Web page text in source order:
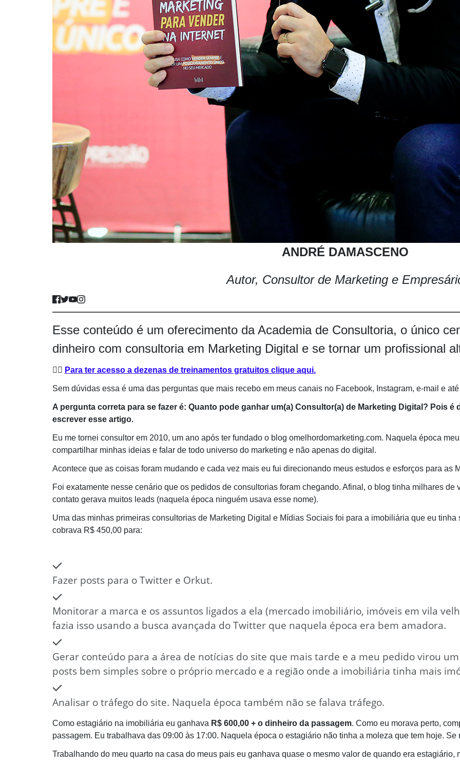
ANDRÉ DAMASCENO
Autor, Consultor de Marketing e
Esse conteúdo é um oferecimento da Academia de Consultoria, o único
dinheiro com consultoria em Marketing Digital e se tornar um profissional
👉🏻 Para ter acesso a dezenas de treinamentos gratuitos clique aqui.
Sem dúvidas essa é uma das perguntas que mais recebo em meus canais no Facebook, Instagram, e-mail e
A pergunta correta para se fazer é: Quanto pode ganhar um(a) Consultor(a) de Marketing Digital? Pois
escrever esse artigo.
Eu me tornei consultor em 2010, um ano após ter fundado o blog omelhordomarketing.com. Naquela época
compartilhar minhas ideias e falar de todo universo do marketing e não apenas do digital.
Acontece que as coisas foram mudando e cada vez mais eu fui direcionando meus estudos e esforços para as
Foi exatamente nesse cenário que os pedidos de consultorias foram chegando. Afinal, o blog tinha milhares de
contato gerava muitos leads (naquela época ninguém usava esse nome).
Uma das minhas primeiras consultorias de Marketing Digital e Mídias Sociais foi para a imobiliária que eu
cobrava R$ 450,00 para:
Fazer posts para o Twitter e Orkut.
Monitorar a marca e os assuntos ligados a ela (mercado imobiliário, imóveis em vila
fazia isso usando a busca avançada do Twitter que naquela época era bem amadora.
Gerar conteúdo para a área de notícias do site que mais tarde e a meu pedido virou
posts bem simples sobre o próprio mercado e a região onde a imobiliária tinha mais
Analisar o tráfego do site. Naquela época também não se falava tráfego.
Como estagiário na imobiliária eu ganhava R$ 600,00 + o dinheiro da passagem. Como eu morava perto,
passagem. Eu trabalhava das 09:00 às 17:00. Naquela época o estagiário não tinha a moleza que tem hoje.
Trabalhando do meu quarto na casa do meus pais eu ganhava quase o mesmo valor de quando era estagiário,